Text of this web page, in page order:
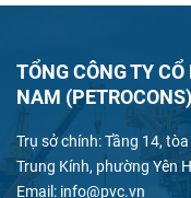
TỔNG CÔNG TY
NAM (PETROCONS)
Trụ sở chính: Tầng 14,
Trung Kính, phường Yên
Email: info@pvc.vn